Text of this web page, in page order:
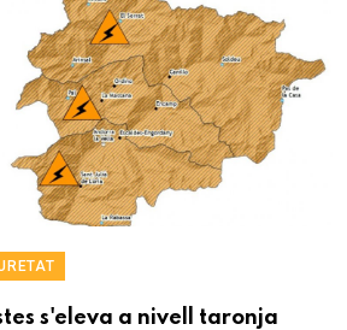
s'eleva a nivell taronja